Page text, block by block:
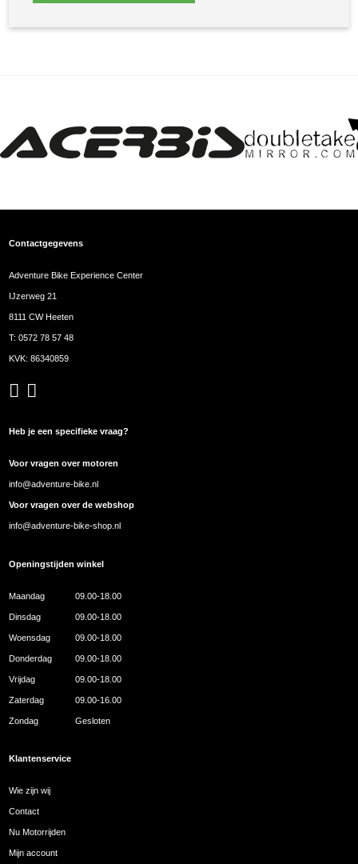
Contactgegevens
Adventure Bike Experience Center
IJzerweg 21
8111 CW Heeten
T:0572 78 57 48
KVK: 86340859
Heb je een specifieke vraag?
Voor vragen over motoren
info@adventure-bike.nl
Voor vragen over de webshop
info@adventure-bike-shop.nl
Openingstijden winkel
Maandag 09.00-18.00
Dinsdag 09.00-18.00
Woensdag 09.00-18.00
Donderdag 09.00-18.00
Vrijdag 09.00-18.00
Zaterdag 09.00-16.00
Zondag Gesloten
Klantenservice
Wie zijn wij
Contact
Nu Motorrijden
Mijn account